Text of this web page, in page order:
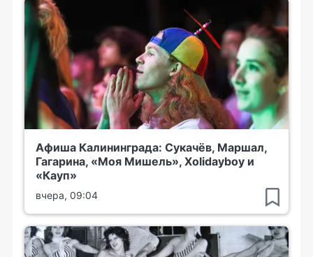
Афиша Калининграда: Сукачёв, Маршал,
Гагарина, «Моя Мишель», Xolidayboy и
«Кауп»
вчера, 09:04